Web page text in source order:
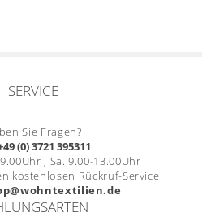
SERVICE
Sie Fragen?
(0) 3721 395311
, Sa. 9.00-13.00Uhr
kostenlosen Rückruf-Service